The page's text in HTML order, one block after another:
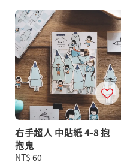
右手超人 中貼紙 4-8 抱
抱鬼
Regular
NT$ 60